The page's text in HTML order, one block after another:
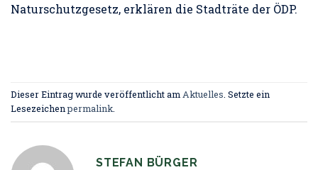
Naturschutzgesetz, erklären die Stadträte der ÖDP.
Dieser Eintrag wurde veröffentlicht am Aktuelles . Setzte ein
Lesezeichenpermalink
STEFAN BÜRGER